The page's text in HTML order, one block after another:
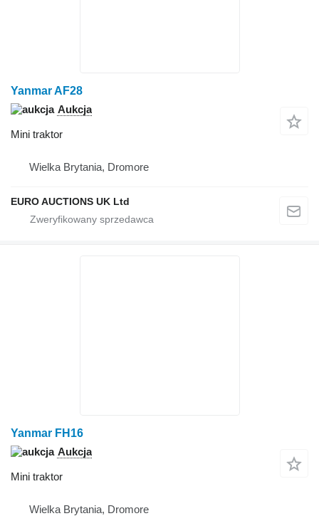
Yanmar AF28
Aukcja
Mini traktor
Wielka Brytania, Dromore
EURO AUCTIONS UK Ltd
Yanmar FH16
Aukcja
Mini traktor
Wielka Brytania, Dromore